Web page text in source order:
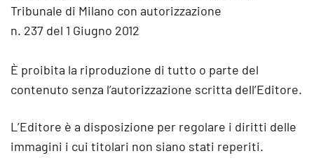
Tribunale di Milano con autorizzazione
n. 237 del 1 Giugno 2012
È proibita la riproduzione di tutto o parte del
contenuto senza l’autorizzazione scritta dell’Editore.
L’Editore è a disposizione per regolare i diritti delle
immagini i cui titolari non siano stati reperiti.